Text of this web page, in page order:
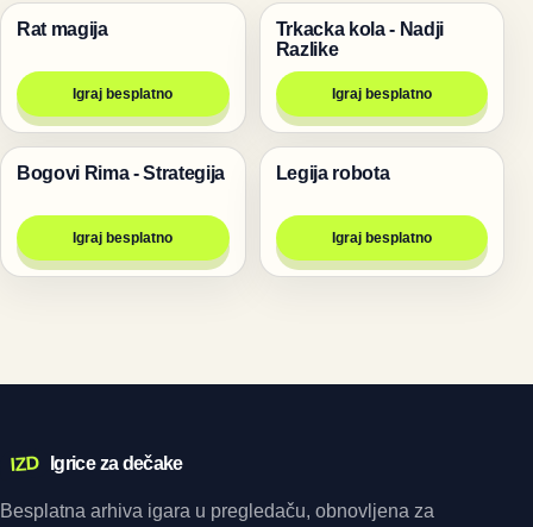
Igre
Rat magija
Igraj besplatno
Trke
Trkacka kola - Nadji
Razlike
Igraj besplatno
Igre
Bogovi Rima - Strategija
Igraj besplatno
Pucanje
Legija robota
Igraj besplatno
IZD Igrice za dečake
Besplatna arhiva igara u pregledaču, obnovljena za